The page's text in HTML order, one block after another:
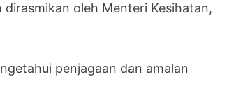
oleh Menteri Kesihatan,
penjagaan dan amalan